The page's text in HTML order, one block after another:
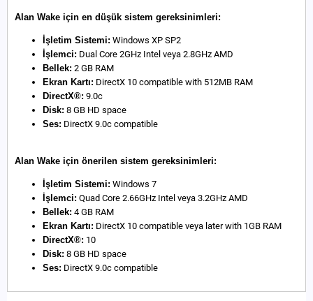
Alan Wake için en düşük sistem gereksinimleri:
İşletim Sistemi: Windows XP SP2
İşlemci: Dual Core 2GHz Intel veya 2.8GHz AMD
Bellek: 2 GB RAM
Ekran Kartı: DirectX 10 compatible with 512MB RAM
DirectX®: 9.0c
Disk: 8 GB HD space
Ses: DirectX 9.0c compatible
Alan Wake için önerilen sistem gereksinimleri:
İşletim Sistemi: Windows 7
İşlemci: Quad Core 2.66GHz Intel veya 3.2GHz AMD
Bellek: 4 GB RAM
Ekran Kartı: DirectX 10 compatible veya later with 1GB RAM
DirectX®: 10
Disk: 8 GB HD space
Ses: DirectX 9.0c compatible